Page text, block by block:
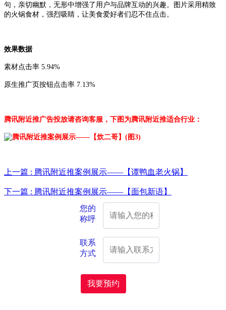
句，亲切幽默，无形中增强了用户与品牌互动的兴趣。图片采用精致
的火锅食材，强烈吸睛，让美食爱好者们忍不住点击。
效果数据
素材点击率 5.94%
原生推广页按钮点击率 7.13%
腾讯附近推广告投放请咨询客服，下图为腾讯附近推适合行业：
上一篇 : 腾讯附近推案例展示——【谭鸭血老火锅】
下一篇 : 腾讯附近推案例展示——【面包新语】
您的
称呼
联系
方式
我要预约